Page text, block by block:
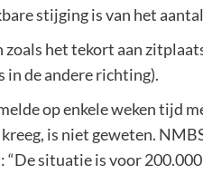
stijging is van het
het tekort aan
in de andere richting).
op enkele weken tijd
is niet geweten.
situatie is voor